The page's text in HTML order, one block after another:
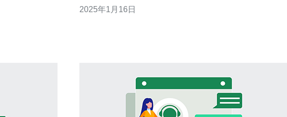
定性：瓦罗马来西亚服务器采用先进的硬件设备和稳定的
2025年1月16日